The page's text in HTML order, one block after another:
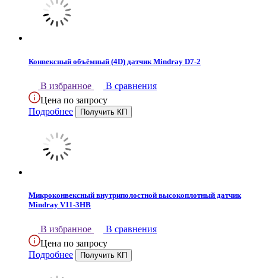
Конвексный объёмный (4D) датчик Mindray D7-2
В избранное
В сравнения
Цена по запросу
Подробнее
Микроконвексный внутриполостной высокоплотный датчик
Mindray V11-3HB
В избранное
В сравнения
Цена по запросу
Подробнее